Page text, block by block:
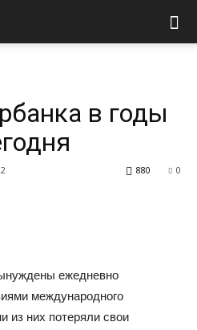
в годы
0
880
ежедневно
международного
из них потеряли свои